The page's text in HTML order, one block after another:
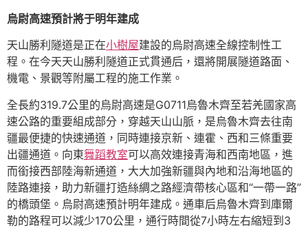
烏尉高速預計將于明年建成
天山勝利隧道是正在小樹屋建設的烏尉高速全線控制性工
程。在今天天山勝利隧道正式貫通后，還將開展隧道路面、
機電、景觀等附屬工程的施工作業。
全長約319.7公里的烏尉高速是G0711烏魯木齊至若羌國家高
速公路的重要組成部分，穿越天山山脈，是烏魯木齊去往南
疆最便捷的快速通道，同時連接京新、連霍、西和三條重要
出疆通道。向東舞蹈教室可以高效連接青海和西南地區，進
而銜接西部陸海新通道，大大加強新疆與內地和沿海地區的
陸路連接，助力新疆打造絲綢之路經濟帶核心區和“一帶一路”
的橋頭堡。烏尉高速預計明年建成。通車后烏魯木齊到庫爾
勒的路程可以減少170公里，通行時間從7小時左右縮短到3